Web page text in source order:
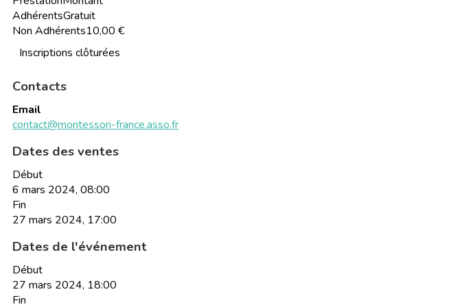
AdhérentsGratuit
Non Adhérents10,00 €
Inscriptions clôturées
Contacts
Email
contact@montessori-france.asso.fr
Dates des ventes
Début
6 mars 2024, 08:00
Fin
27 mars 2024, 17:00
Dates de l'événement
Début
27 mars 2024, 18:00
Fin